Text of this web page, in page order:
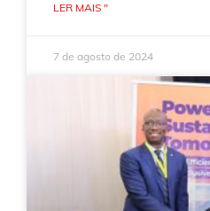
LER MAIS "
7 de agosto de 2024